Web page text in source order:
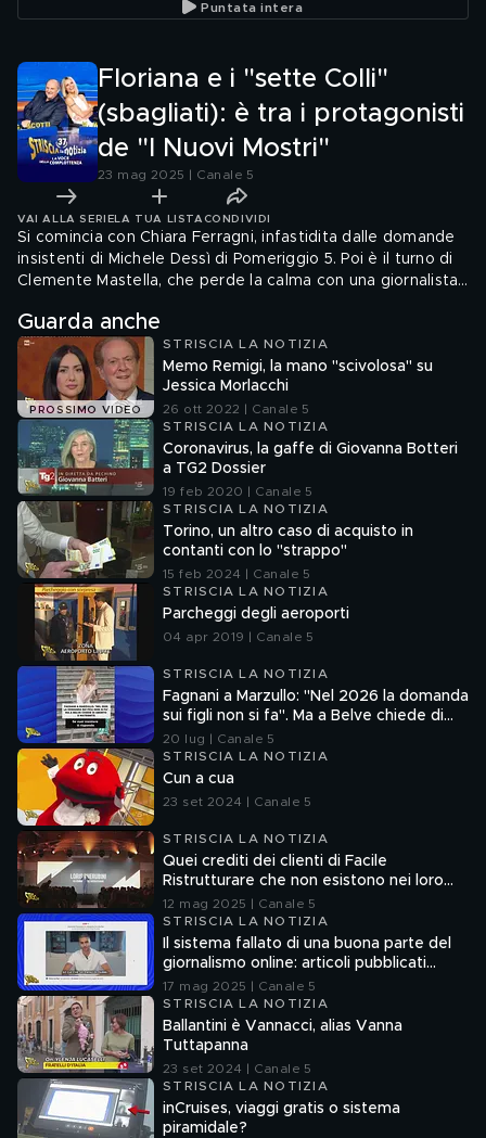
Michele Bravi, con Carlo
Scotti, il Gabibbo, Carlo
Puntata intera
Floriana e i "sette Colli"
(sbagliati): è tra i protagonisti
de "I Nuovi Mostri"
23 mag 2025 | Canale 5
VAI ALLA SERIE LA TUA LISTA CONDIVIDI
Si comincia con Chiara Ferragni, infastidita dalle domande
insistenti di Michele Dessì di Pomeriggio 5. Poi è il turno di
Clemente Mastella, che perde la calma con una giornalista
racchette sbattute e auto-schiaffi. Chiude Floriana
Secondi a Belve, che alla domanda sui sette colli di Roma…
colleziona errori!
Guarda anche
PROSSIMO VIDEO
STRISCIA LA NOTIZIA
Memo Remigi, la mano "scivolosa" su
Jessica Morlacchi
26 ott 2022 | Canale 5
STRISCIA LA NOTIZIA
Coronavirus, la gaffe di Giovanna Botteri
a TG2 Dossier
19 feb 2020 | Canale 5
STRISCIA LA NOTIZIA
Torino, un altro caso di acquisto in
contanti con lo "strappo"
15 feb 2024 | Canale 5
STRISCIA LA NOTIZIA
Parcheggi degli aeroporti
04 apr 2019 | Canale 5
STRISCIA LA NOTIZIA
Fagnani a Marzullo: "Nel 2026 la domanda
sui figli non si fa". Ma a Belve chiede di
aborto e maternità
20 lug | Canale 5
STRISCIA LA NOTIZIA
Cun a cua
23 set 2024 | Canale 5
STRISCIA LA NOTIZIA
Quei crediti dei clienti di Facile
Ristrutturare che non esistono nei loro
sistemi informatici
12 mag 2025 | Canale 5
STRISCIA LA NOTIZIA
Il sistema fallato di una buona parte del
giornalismo online: articoli pubblicati
senza la verifica delle fonti
17 mag 2025 | Canale 5
STRISCIA LA NOTIZIA
Ballantini è Vannacci, alias Vanna
Tuttapanna
23 set 2024 | Canale 5
STRISCIA LA NOTIZIA
inCruises, viaggi gratis o sistema
piramidale?